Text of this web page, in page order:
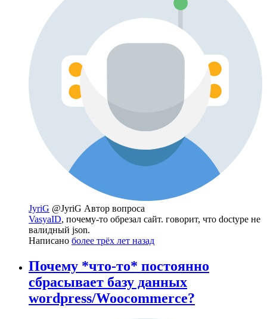
JyriG @JyriG Автор вопроса
VasyaID, почему-то обрезал сайт. говорит, что doctype не
валидный json.
Написано более трёх лет назад
Почему *что-то* постоянно
сбрасывает базу данных
wordpress/Woocommerce?